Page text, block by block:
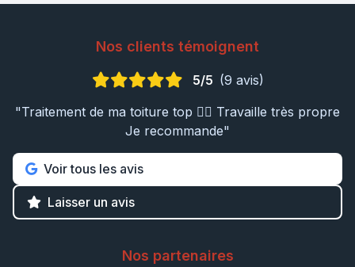
Nos clients témoignent
5/5 (9 avis)
"Traitement de ma toiture top 👍🏼 Travaille très propre
Je recommande"
Voir tous les avis
Laisser un avis
Nos partenaires